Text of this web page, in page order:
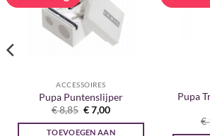
ACCESSOIRES
Pupa Puntenslijper
€8,85 Oorspronkelijke
prijs
was:
€7,00Huidige
is:
TOEVOEGEN AAN
Pupa
€